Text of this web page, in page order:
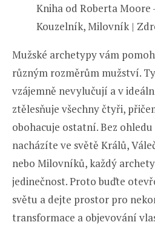
Kniha od Roberta Moore
Kouzelník, Milovník |
Mužské archetypy vám
různým rozměrům mužství.
vzájemně nevylučují a v
ztělesňuje všechny čtyři,
obohacuje ostatní. Bez ohledu
nacházíte ve světě Králů,
nebo Milovníků, každý
jedinečnost. Proto buďte
světu a dejte prostor pro
transformace a objevování